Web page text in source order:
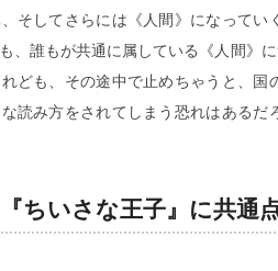
そしてさらには《人間》になってい
、誰もが共通に属している《人間》
ども、その途中で止めちゃうと、国
読み方をされてしまう恐れはあるだ
ちいさな王子』に共通